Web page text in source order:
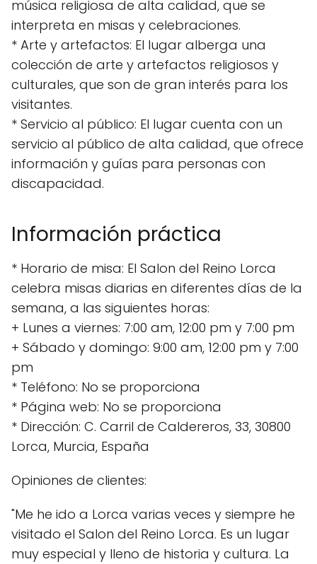
música religiosa de alta calidad, que se
interpreta en misas y celebraciones.
* Arte y artefactos: El lugar alberga una
colección de arte y artefactos religiosos y
culturales, que son de gran interés para los
visitantes.
* Servicio al público: El lugar cuenta con un
servicio al público de alta calidad, que ofrece
información y guías para personas con
discapacidad.
Información práctica
* Horario de misa: El Salon del Reino Lorca
celebra misas diarias en diferentes días de la
semana, a las siguientes horas:
+ Lunes a viernes: 7:00 am, 12:00 pm y 7:00 pm
+ Sábado y domingo: 9:00 am, 12:00 pm y 7:00
pm
* Teléfono: No se proporciona
* Página web: No se proporciona
* Dirección: C. Carril de Caldereros, 33, 30800
Lorca, Murcia, España
Opiniones de clientes:
"Me he ido a Lorca varias veces y siempre he
visitado el Salon del Reino Lorca. Es un lugar
muy especial y lleno de historia y cultura. La